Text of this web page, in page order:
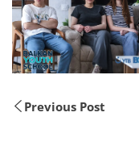
Previous Post